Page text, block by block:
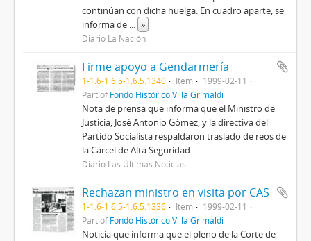
continúan con dicha huelga. En cuadro aparte, se
informa de ... »
Diario La Nación
Firme apoyo a Gendarmería
1-1.6-1.6.5-1.6.5.1340 Item
1999-02-11
Part ofFondo Histórico Villa Grimaldi
Nota de prensa que informa que el Ministro de
Justicia, José Antonio Gómez, y la directiva del
Partido Socialista respaldaron traslado de reos de
la Cárcel de Alta Seguridad.
Diario Las Últimas Noticias
Rechazan ministro en visita por CAS
1-1.6-1.6.5-1.6.5.1336 Item
1999-02-11
Part ofFondo Histórico Villa Grimaldi
Noticia que informa que el pleno de la Corte de